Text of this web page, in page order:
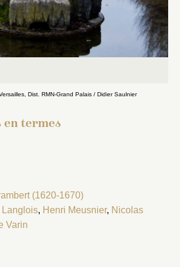
Dist. RMN-Grand Palais / Didier Saulnier
en termes
(1620-1670)
Langlois, Henri Meusnier, Nicolas
Varin